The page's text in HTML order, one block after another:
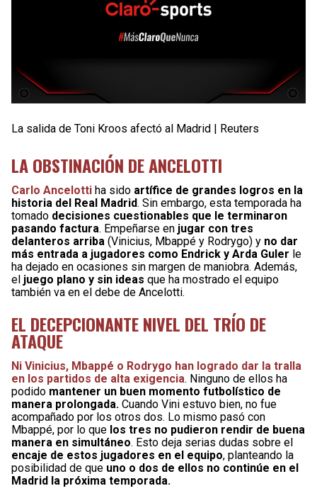
La salida de Toni Kroos afectó al Madrid | Reuters
LA OBSTINACIÓN DE ANCELOTTI
Carlo Ancelotti ha sido artífice de grandes logros en la
historia del Real Madrid. Sin embargo, esta temporada ha
tomado decisiones cuestionables que le terminaron
pasando factura. Empeñarse en jugar con tres
delanteros arriba (Vinicius, Mbappé y Rodrygo) y no dar
más entrada a jugadores como Endrick y Arda Guler le
ha dejado en ocasiones sin margen de maniobra. Además,
el juego plano y sin ideas que ha mostrado el equipo
también va en el debe de Ancelotti.
EL DECEPCIONANTE NIVEL DEL TRÍO DE
ATAQUE
Ni Vinicius, Mbappé o Rodrygo han logrado dar la tralla
en los partidos de alta exigencia. Ninguno de ellos ha
podido mantener un buen momento futbolístico de
manera prolongada. Cuando Vini estuvo bien, no fue
acompañado por los otros dos. Lo mismo pasó con
Mbappé, por lo que los tres no pudieron rendir de buena
manera en simultáneo. Esto deja serias dudas sobre el
encaje de estos jugadores en el equipo, planteando la
posibilidad de que uno o dos de ellos no continúe en el
Madrid la próxima temporada.